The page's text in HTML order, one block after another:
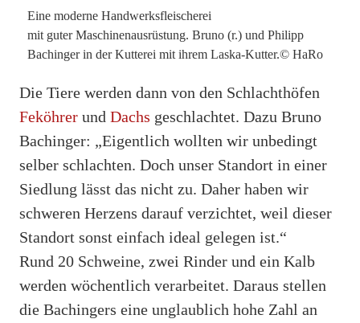
Eine moderne Handwerksfleischerei
mit guter Maschinenausrüstung. Bruno (r.) und Philipp
Bachinger in der Kutterei mit ihrem Laska-Kutter.© HaRo
Die Tiere werden dann von den Schlachthöfen
Feköhrer und Dachs geschlachtet. Dazu Bruno
Bachinger: „Eigentlich wollten wir unbedingt
selber schlachten. Doch unser Standort in einer
Siedlung lässt das nicht zu. Daher haben wir
schweren Herzens darauf verzichtet, weil dieser
Standort sonst einfach ideal gelegen ist.“
Rund 20 Schweine, zwei Rinder und ein Kalb
werden wöchentlich verarbeitet. Daraus stellen
die Bachingers eine unglaublich hohe Zahl an